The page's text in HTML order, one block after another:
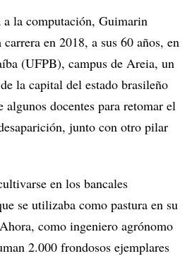
la computación, Guimarin
en 2018, a sus 60 años, en
(UFPB), campus de Areia, un
la capital del estado brasileño
docentes para retomar el
junto con otro pilar
en los bancales
se utilizaba como pastura en su
como ingeniero agrónomo
2.000 frondosos ejemplares